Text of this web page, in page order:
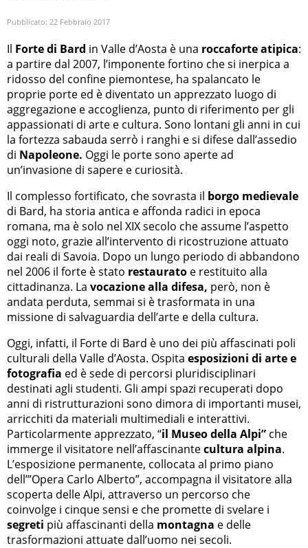
Pubblicato: 22 Febbraio 2017
Il Forte di Bard in Valle d’Aosta è una roccaforteatipica:
a partire dal 2007, l’imponente fortino che si inerpica a
ridosso del confine piemontese, ha spalancato le
proprie porte ed è diventato un apprezzato luogo di
aggregazione e accoglienza, punto di riferimento per gli
appassionati di arte e cultura. Sono lontani gli anni in cui
la fortezza sabauda serrò i ranghi e si difese dall’assedio
di Napoleone. Oggi le porte sono aperte ad
un’invasione di sapere e curiosità.
Il complesso fortificato, che sovrasta il borgo medievale
di Bard, ha storia antica e affonda radici in epoca
romana, ma è solo nel XIX secolo che assume l’aspetto
oggi noto, grazie all’intervento di ricostruzione attuato
dai reali di Savoia. Dopo un lungo periodo di abbandono
nel 2006 il forte è stato restaurato e restituito alla
cittadinanza. La vocazione alla difesa, però, non è
andata perduta, semmai si è trasformata in una
missione di salvaguardia dell’arte e della cultura.
Oggi, infatti, il Forte di Bard è uno dei più affascinati poli
culturali della Valle d’Aosta. Ospita esposizioni di arte e
fotografia ed è sede di percorsi pluridisciplinari
destinati agli studenti. Gli ampi spazi recuperati dopo
anni di ristrutturazioni sono dimora di importanti musei,
arricchiti da materiali multimediali e interattivi.
Particolarmente apprezzato, “il Museo della Alpi” che
immerge il visitatore nell’affascinantecultura alpina.
L’esposizione permanente, collocata al primo piano
dell’”Opera Carlo Alberto”, accompagna il visitatore alla
scoperta delle Alpi, attraverso un percorso che
coinvolge i cinque sensi e che promette di svelare i
segreti più affascinanti della montagna e delle
trasformazioni attuate dall’uomo nei secoli.